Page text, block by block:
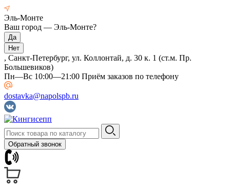
Эль-Монте
Ваш город — Эль-Монте?
, Санкт-Петербург, ул. Коллонтай, д. 30 к. 1 (ст.м. Пр.
Большевиков)
Пн—Вс 10:00—21:00 Приём заказов по телефону
dostavka@napolspb.ru
Обратный звонок